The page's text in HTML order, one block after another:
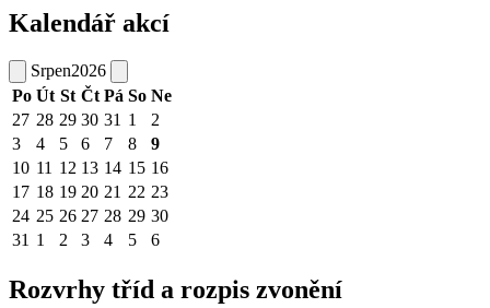
Kalendář akcí
Srpen2026
Po Út St Čt Pá So Ne
27 28 29 30 31 1
2
3
4 5 6 7 8
9
10 11 12 13 14 15 16
17 18 19 20 21 22 23
24 25 26 27 28 29 30
31 1 2 3 4 5 6
Rozvrhy tříd a rozpis zvonění